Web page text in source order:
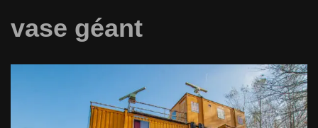
vase géant